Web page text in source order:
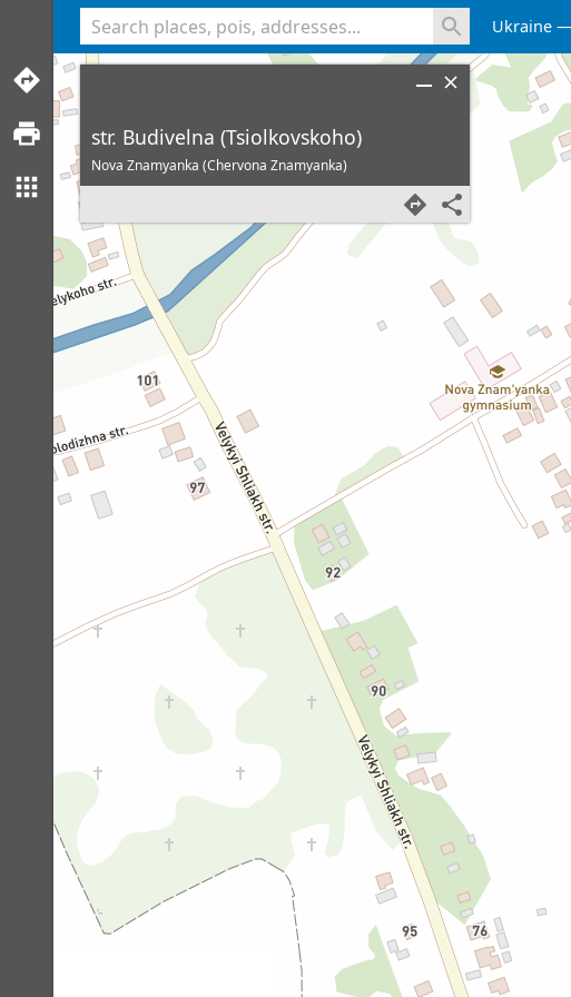
Ukraine
str. Budivelna (Tsiolkovskoho)
Nova Znamyanka (Chervona Znamyanka)
<% console.log(hcard) %>